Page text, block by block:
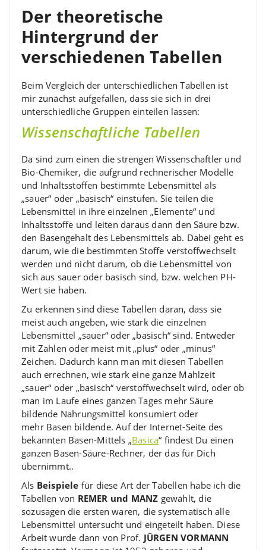
Der theoretische
Hintergrund der
verschiedenen Tabellen
Beim Vergleich der unterschiedlichen Tabellen ist
mir zunächst aufgefallen, dass sie sich in drei
unterschiedliche Gruppen einteilen lassen:
Wissenschaftliche Tabellen
Da sind zum einen die strengen Wissenschaftler und
Bio-Chemiker, die aufgrund rechnerischer Modelle
und Inhaltsstoffen bestimmte Lebensmittel als
„sauer“ oder „basisch“ einstufen. Sie teilen die
Lebensmittel in ihre einzelnen „Elemente“ und
Inhaltsstoffe und leiten daraus dann den Säure bzw.
den Basengehalt des Lebensmittels ab. Dabei geht es
darum, wie die bestimmten Stoffe verstoffwechselt
werden und nicht darum, ob die Lebensmittel von
sich aus sauer oder basisch sind, bzw. welchen PH-
Wert sie haben.
Zu erkennen sind diese Tabellen daran, dass sie
meist auch angeben, wie stark die einzelnen
Lebensmittel „sauer“ oder „basisch“ sind. Entweder
mit Zahlen oder meist mit „plus“ oder „minus“
Zeichen. Dadurch kann man mit diesen Tabellen
auch errechnen, wie stark eine ganze Mahlzeit
„sauer“ oder „basisch“ verstoffwechselt wird, oder ob
man im Laufe eines ganzen Tages mehr Säure
bildende Nahrungsmittel konsumiert oder
mehr Basen bildende. Auf der Internet-Seite des
bekannten Basen-Mittels „Basica“ findest Du einen
ganzen Basen-Säure-Rechner, der das für Dich
übernimmt..
Als Beispiele für diese Art der Tabellen habe ich die
Tabellen von REMER und MANZ gewählt, die
sozusagen die ersten waren, die systematisch alle
Lebensmittel untersucht und eingeteilt haben. Diese
Arbeit wurde dann von Prof. JÜRGEN VORMANN